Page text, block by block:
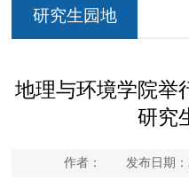
研究生园地
地理与环境学院举
研究
作者： 发布日期：